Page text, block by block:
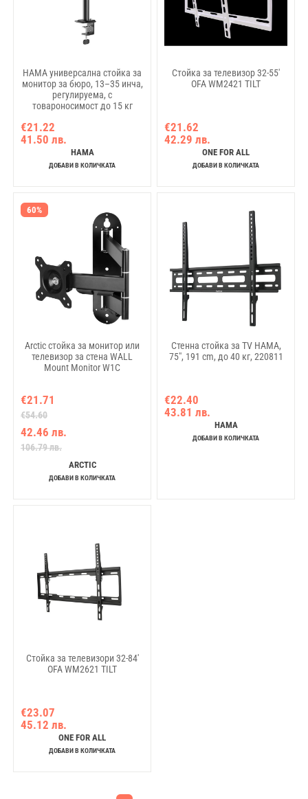
HAMA универсална стойка за
монитор за бюро, 13–35 инча,
регулируема, с
товароносимост до 15 кг
€21.22
41.50 лв.
HAMA
ДОБАВИ В КОЛИЧКАТА
Стойка за телевизор 32-55'
OFA WM2421 TILT
€21.62
42.29 лв.
ONE FOR ALL
ДОБАВИ В КОЛИЧКАТА
Arctic стойка за монитор или
телевизор за стена WALL
Mount Monitor W1C
€21.71
60%
€54.60
42.46 лв.
106.79 лв.
ARCTIC
ДОБАВИ В КОЛИЧКАТА
Стенна стойка за TV HAMA,
75", 191 cm, до 40 кг, 220811
€22.40
43.81 лв.
HAMA
ДОБАВИ В КОЛИЧКАТА
Стойка за телевизори 32-84'
OFA WM2621 TILT
€23.07
45.12 лв.
ONE FOR ALL
ДОБАВИ В КОЛИЧКАТА